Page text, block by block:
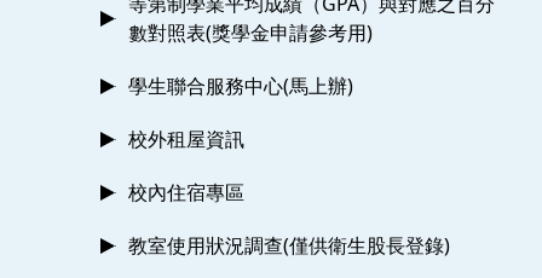
數對照表(獎學金申請參考用)
學生聯合服務中心(馬上辦)
校外租屋資訊
校內住宿專區
教室使用狀況調查(僅供衛生股長登錄)